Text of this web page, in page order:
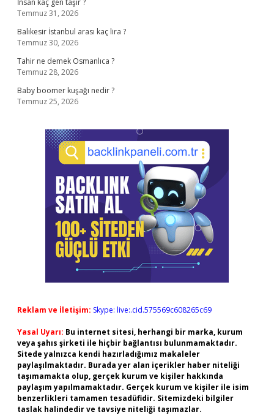
İnsan kaç gen taşır ?
Temmuz 31, 2026
Balıkesir İstanbul arası kaç lira ?
Temmuz 30, 2026
Tahir ne demek Osmanlıca ?
Temmuz 28, 2026
Baby boomer kuşağı nedir ?
Temmuz 25, 2026
Reklam ve İletişim: Skype: live:.cid.575569c608265c69
Yasal Uyarı: Bu internet sitesi, herhangi bir marka, kurum
veya şahıs şirketi ile hiçbir bağlantısı bulunmamaktadır.
Sitede yalnızca kendi hazırladığımız makaleler
paylaşılmaktadır. Burada yer alan içerikler haber niteliği
taşımamakta olup, gerçek kurum ve kişiler hakkında
paylaşım yapılmamaktadır. Gerçek kurum ve kişiler ile isim
benzerlikleri tamamen tesadüfidir. Sitemizdeki bilgiler
taslak halindedir ve tavsiye niteliği taşımazlar.